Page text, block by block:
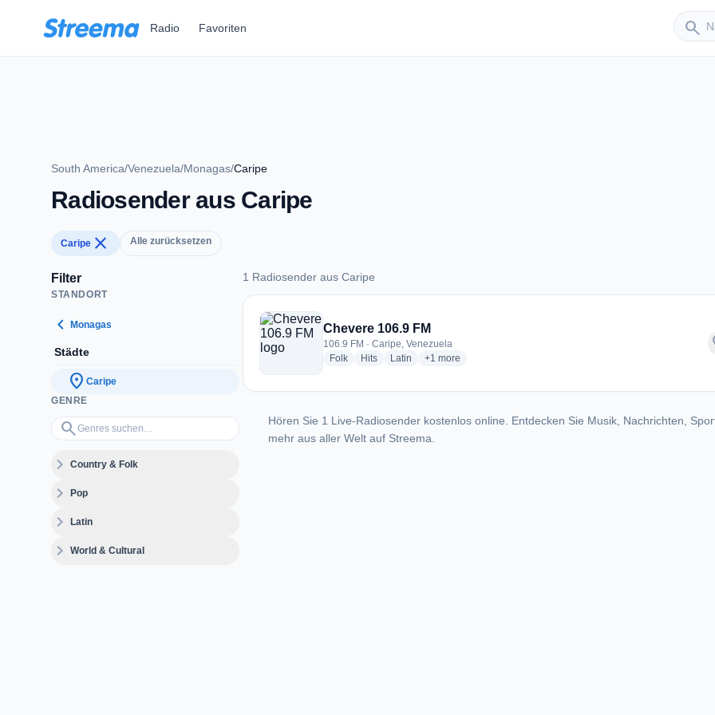
Radio Favoriten search
Sender
South America/Venezuela/Monagas/Caripe
Radiosender aus Caripe
Caripe close Alle zurücksetzen
Filter
STANDORT
chevron_left Monagas
Städte
location_on Caripe
GENRE
search
Genres suchen…
expand_moreCountry & Folk
expand_morePop
expand_moreLatin
expand_moreWorld & Cultural
1 Radiosender aus Caripe
1 Radiosender aus Caripe
Chevere 106.9 FM
106.9 FM · Caripe, Venezuela
Folkradio stations
Hitsradio stations
Latin radio stations
+1 more genres for Chevere 106.9 FM
more
Hören Sie 1 Live-Radiosender kostenlos online. Entdecken Sie Musik, Nachrichten,
mehr aus aller Welt auf Streema.